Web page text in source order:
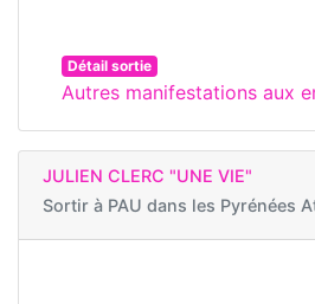
Détail sortie
Autres manifestations aux
JULIEN CLERC "UNE VIE"
Sortir à PAU dans les Pyrénées